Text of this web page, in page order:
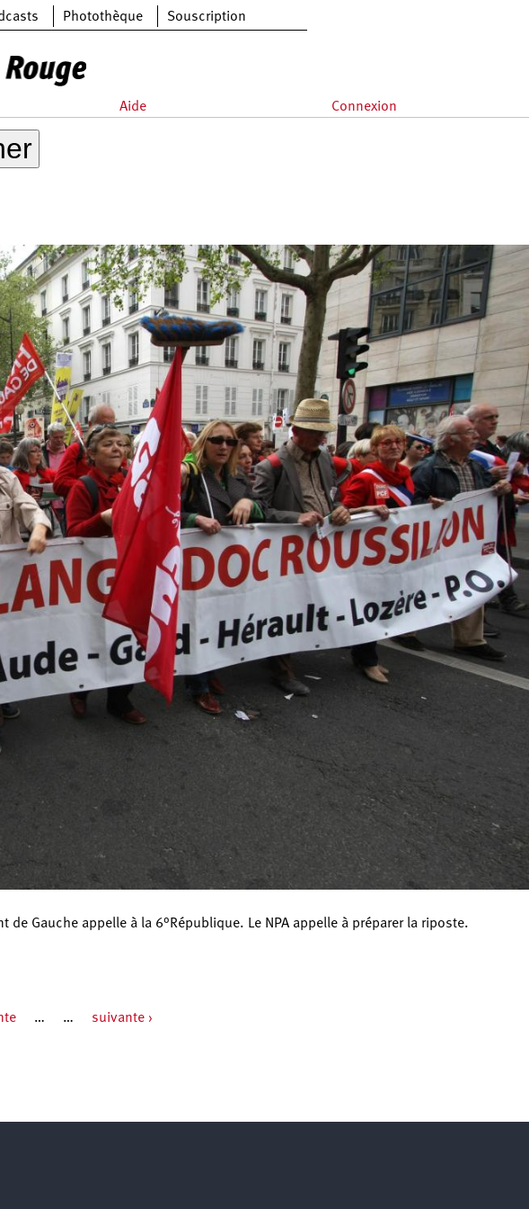
Photothèque Souscription
Aide Connexion
Gauche appelle à la 6°République. Le NPA appelle à préparer la riposte.
… … suivante ›